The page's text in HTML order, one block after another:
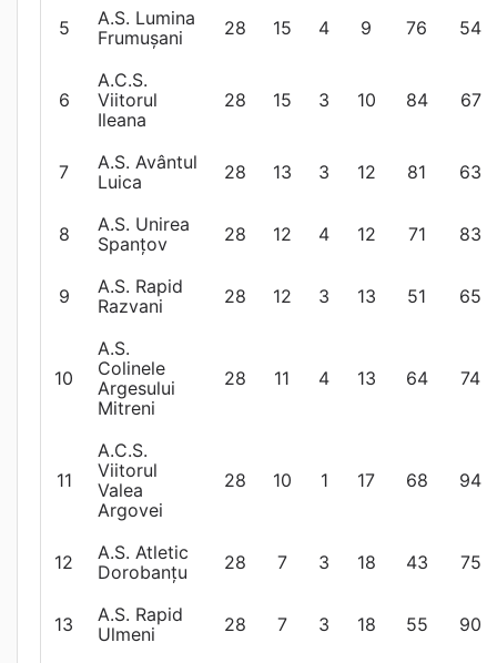
5
A.S. Lumina
Frumușani
28 15 4 9 76 54
6
A.C.S.
Viitorul
Ileana
28 15 3 10 84 67
7
A.S. Avântul
Luica
28 13 3 12 81 63
8
A.S. Unirea
Spanțov
28 12 4 12 71 83
9
A.S. Rapid
Razvani
28 12 3 13 51 65
10
A.S.
Colinele
Argesului
Mitreni
28 11 4 13 64 74
11
A.C.S.
Viitorul
Valea
Argovei
28 10 1 17 68 94
12
A.S. Atletic
Dorobanțu
28 7 3 18 43 75
13
A.S. Rapid
Ulmeni
28 7 3 18 55 90